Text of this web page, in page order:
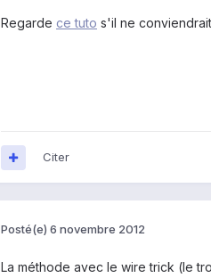
Regarde ce tuto s'il ne
Citer
Posté(e) 6 novembre 2012
La méthode avec le wire trick (le